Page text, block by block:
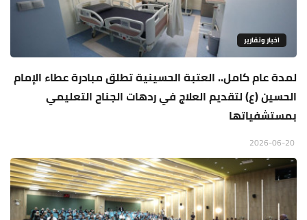
اخبار وتقارير
لمدة عام كامل.. العتبة الحسينية تطلق مبادرة عطاء الإمام
الحسين (ع) لتقديم العلاج في ردهات الجناح التعليمي
بمستشفياتها